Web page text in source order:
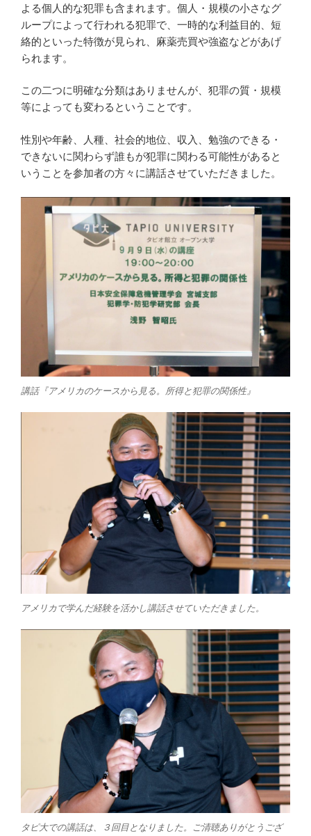
よる個人的な犯罪も含まれます。個人・規模の小さなグ
ループによって行われる犯罪で、一時的な利益目的、短
絡的といった特徴が見られ、麻薬売買や強盗などがあげ
られます。
この二つに明確な分類はありませんが、犯罪の質・規模
等によっても変わるということです。
性別や年齢、人種、社会的地位、収入、勉強のできる・
できないに関わらず誰もが犯罪に関わる可能性があると
いうことを参加者の方々に講話させていただきました。
講話『アメリカのケースから見る。所得と犯罪の関係性』
アメリカで学んだ経験を活かし講話させていただきました。
タピ大での講話は、３回目となりました。ご清聴ありがとうござ